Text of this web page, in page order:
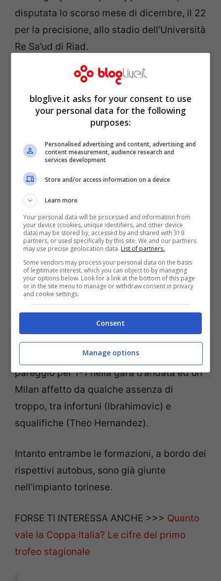
disputata lo scorso mese di dicembre, il 22
per la precisione, allo stadio dell’Università
Re Sa’ud di Riad.
C’era sempre la Juventus di scena ma
quella sera fu decisamente infausta per i
colori bianconeri. In Arabia Saudita infatti
, capace di superare la
formazione di Sarri con il punteggio di 3-1.
Chissà se stavolta il noto marchio porti più
fortuna ai bianconeri, impegnati all’Allianz
Stadium ed a caccia della finale. Ipotesi
tutt’altro che impossibile, visto anche il
pareggio per 1-1 nella gara d’andata ed un
Milan affetto da qualche assenza di
troppo, tra infortuni (Ibrahimovic) e
squalifiche (Theo Hernandez).
Intanto entrambe le formazioni, a bordo dei
rispettivi autobus, sono già giunte
nell’impianto torinese.
FORSE TI INTERESSA ANCHE >>> Quanto
vale la Coppa Italia? Le cifre del primo
trofeo stagionale
bloglive.it asks for your consent to use
your personal data for the following
purposes:
Personalised advertising and content, advertising and
content measurement, audience research and
services development
Store and/or access information on a device
Learn more
Your personal data will be processed and information from
your device (cookies, unique identifiers, and other device
data) may be stored by, accessed by and shared with 319
partners, or used specifically by this site. We and our partners
may use precise geolocation data. List of partners.
Some vendors may process your personal data on the basis
of legitimate interest, which you can object to by managing
your options below. Look for a link at the bottom of this page
or in the site menu to manage or withdraw consent in privacy
and cookie settings.
Consent
Manage options